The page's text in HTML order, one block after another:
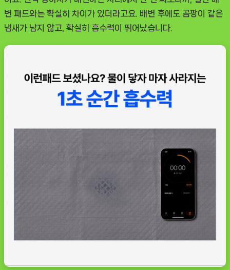
변 패드와는 확실히 차이가 있더라고요. 배변 후에도 곰팡이 같은
냄새가 남지 않고, 확실히 흡수력이 뛰어났습니다.